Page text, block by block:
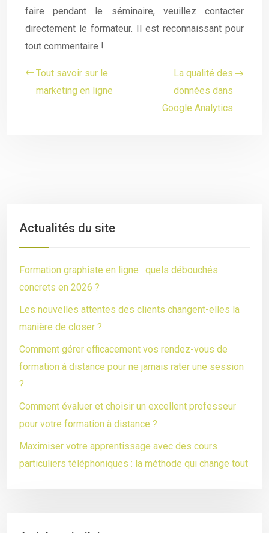
faire pendant le séminaire, veuillez contacter
directement le formateur. Il est reconnaissant pour
tout commentaire !
Tout savoir sur le
marketing en ligne
La qualité des
données dans
Google Analytics
Actualités du site
Formation graphiste en ligne : quels débouchés
concrets en 2026 ?
Les nouvelles attentes des clients changent-elles la
manière de closer ?
Comment gérer efficacement vos rendez-vous de
formation à distance pour ne jamais rater une session
?
Comment évaluer et choisir un excellent professeur
pour votre formation à distance ?
Maximiser votre apprentissage avec des cours
particuliers téléphoniques : la méthode qui change tout